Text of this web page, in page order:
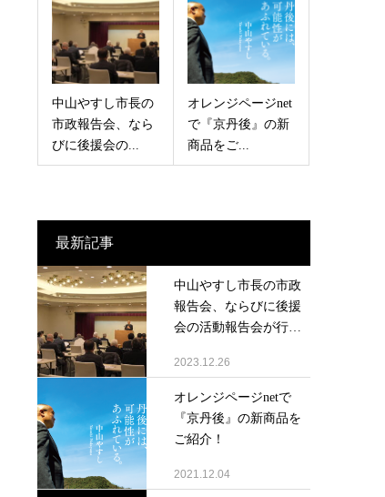
中山やすし市長の
市政報告会、なら
びに後援会の...
オレンジページnet
で『京丹後』の新
商品をご...
最新記事
中山やすし市長の市政
報告会、ならびに後援
会の活動報告会が行
2023.12.26
オレンジページnetで
『京丹後』の新商品を
ご紹介！
2021.12.04